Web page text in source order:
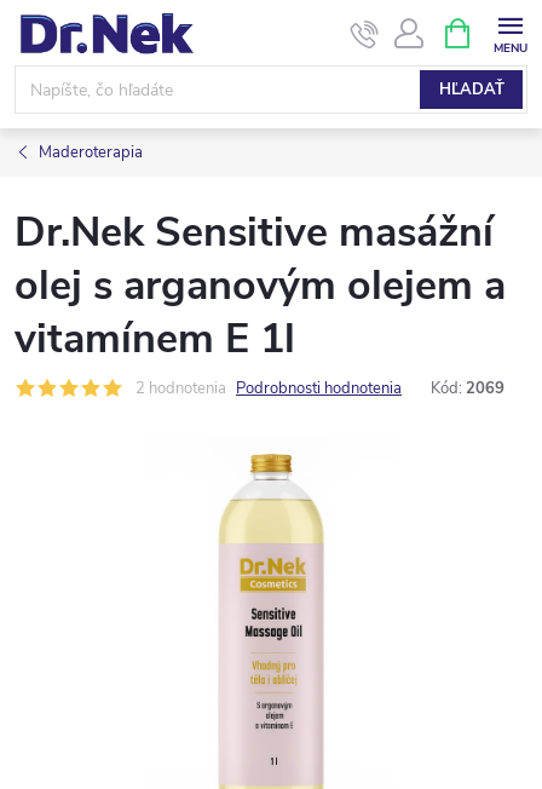
Prejsť
obsah
HĽADAŤ
KOŠÍK
Maderoterapia
Dr.Nek Sensitive masážní
olej s arganovým olejem a
vitamínem E 1l
2 hodnotenia Podrobnosti hodnotenia Kód: 2069